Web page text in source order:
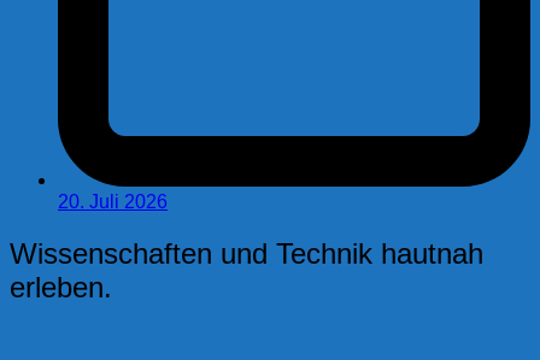
20. Juli 2026
Wissenschaften und Technik hautnah
erleben.